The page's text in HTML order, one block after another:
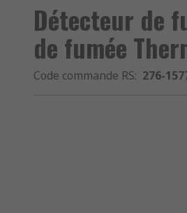
Détecteur de
de fumée
Code commande RS: 276-